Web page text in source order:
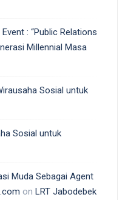
Event : “Public Relations
Millennial Masa
Sosial untuk
Sosial untuk
Muda Sebagai Agent
on LRT Jabodebek